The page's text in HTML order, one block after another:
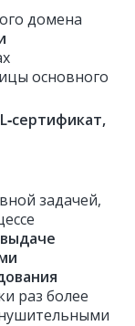
домена
основного
задачей,
раз более